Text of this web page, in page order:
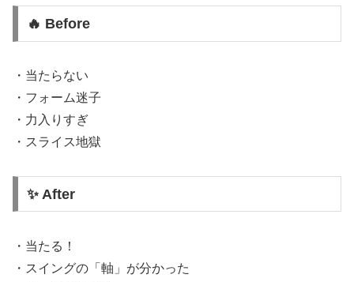
🔥 Before
・当たらない
・フォーム迷子
・力入りすぎ
・スライス地獄
✨ After
・当たる！
・スイングの「軸」が分かった